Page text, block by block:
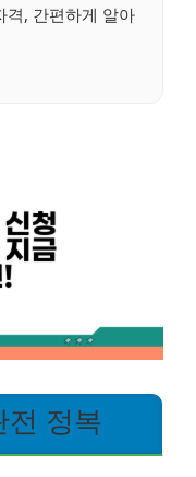
격, 간편하게 알아
전 정복